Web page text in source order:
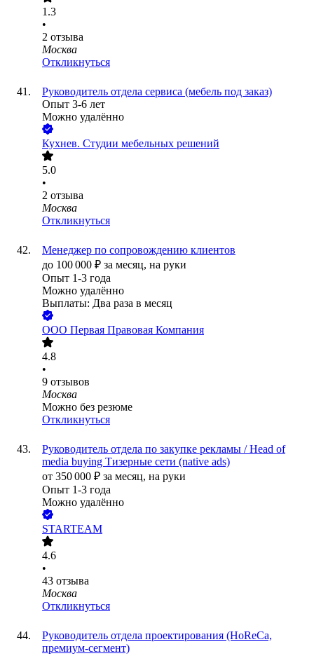
1.3
•
2 отзыва
Москва
Откликнуться
Руководитель отдела сервиса (мебель под заказ)
Опыт 3-6 лет
Можно удалённо
Кухнев. Студии мебельных решений
5.0
•
2 отзыва
Москва
Откликнуться
Менеджер по сопровождению клиентов
до 100 000 ₽ за месяц, на руки
Опыт 1-3 года
Можно удалённо
Выплаты: Два раза в месяц
ООО Первая Правовая Компания
4.8
•
9 отзывов
Москва
Можно без резюме
Откликнуться
Руководитель отдела по закупке рекламы / Head of
media buying Тизерные сети (native ads)
от 350 000 ₽ за месяц, на руки
Опыт 1-3 года
Можно удалённо
STARTEAM
4.6
•
43 отзыва
Москва
Откликнуться
Руководитель отдела проектирования (HoReCa,
премиум-сегмент)